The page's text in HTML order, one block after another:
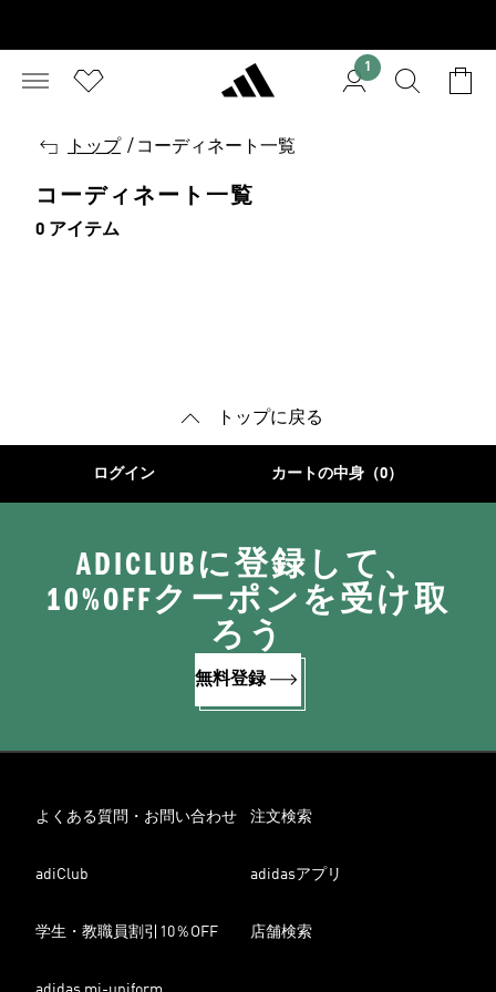
1
戻
トップ / コーディネート一覧
コーディネート一覧
0 アイテム
トップに戻る
ログイン カートの中身（0）
ADICLUBに登録して、
10%OFFクーポンを受け取
ろう
無料登録
よくある質問・お問い合わせ 注文検索
adiClub adidasアプリ
学生・教職員割引10％OFF 店舗検索